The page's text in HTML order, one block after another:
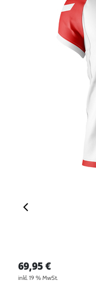
69,95€
inkl. 19 % MwSt.